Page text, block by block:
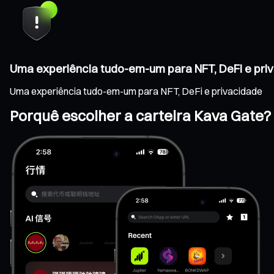
Uma experiência tudo-em-um para NFT, DeFi e
Uma experiência tudo-em-um para NFT, DeFi e privacidade
Porquê escolher a carteira Kava Gate?